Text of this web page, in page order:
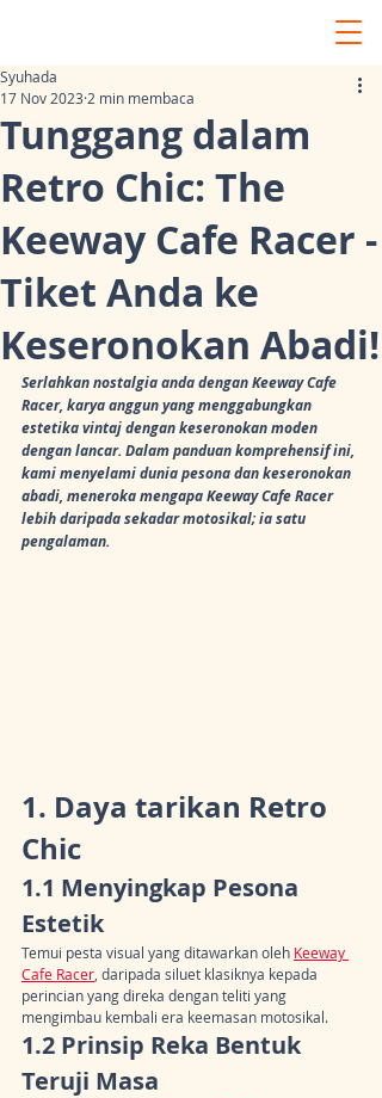
Tunggang dalam
Retro Chic: The
Keeway Cafe Racer -
Tiket Anda ke
Keseronokan Abadi!
Syuhada
17 Nov 2023 2 min membaca
Serlahkan nostalgia anda dengan Keeway Cafe
Racer, karya anggun yang menggabungkan
estetika vintaj dengan keseronokan moden
dengan lancar. Dalam panduan komprehensif ini,
kami menyelami dunia pesona dan keseronokan
abadi, meneroka mengapa Keeway Cafe Racer
lebih daripada sekadar motosikal; ia satu
pengalaman.
1. Daya tarikan Retro
Chic
1.1 Menyingkap Pesona
Estetik
Temui pesta visual yang ditawarkan oleh Keeway
Cafe Racer , daripada siluet klasiknya kepada
perincian yang direka dengan teliti yang
mengimbau kembali era keemasan motosikal.
1.2 Prinsip Reka Bentuk
Teruji Masa